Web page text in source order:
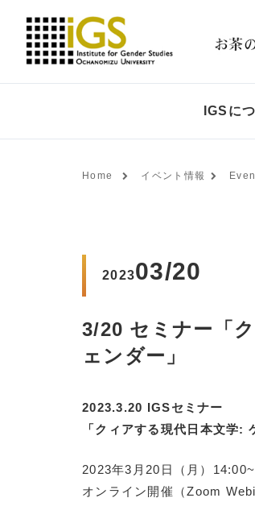
IGSに
Home イベント情報
202303/20
3/20 セミナー「
ェンダー」
2023.3.20 IGSセミナー
「クィアする現代日本文学:
2023年3月20日（月）
オンライン開催（Zoom